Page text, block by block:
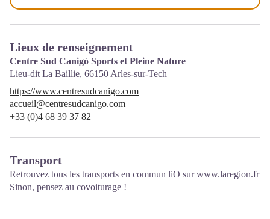
Lieux de renseignement
Centre Sud Canigó Sports et Pleine Nature
Lieu-dit La Baillie, 66150 Arles-sur-Tech
https://www.centresudcanigo.com
accueil@centresudcanigo.com
+33 (0)4 68 39 37 82
Transport
Retrouvez tous les transports en commun liO surwww.laregion.fr
Sinon, pensez au covoiturage !